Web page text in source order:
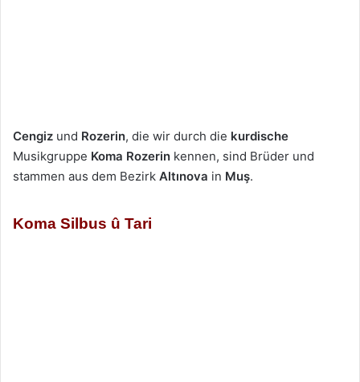
Cengiz und Rozerin, die wir durch die kurdische
Musikgruppe Koma Rozerin kennen, sind Brüder und
stammen aus dem Bezirk Altınova in Muş.
Koma Silbus û Tari